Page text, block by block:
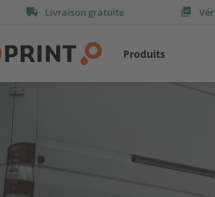
Livraison gratuite
Produits